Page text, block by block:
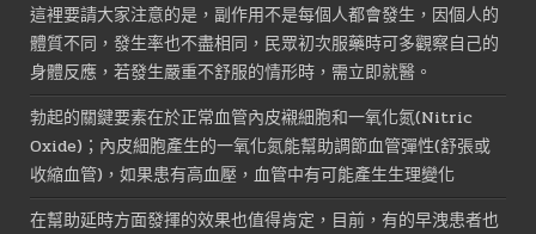
這裡要請大家注意的是，副作用不是每個人都會發生，因個人的
體質不同，發生率也不盡相同，民眾初次服藥時可多觀察自己的
身體反應，若發生嚴重不舒服的情形時，需立即就醫。
勃起的關鍵要素在於正常血管內皮襯細胞和一氧化氮(Nitric
Oxide)；內皮細胞產生的一氧化氮能幫助調節血管彈性(舒張或
收縮血管)，如果患有高血壓，血管中有可能產生生理變化
在幫助延時方面發揮的效果也值得肯定，目前，有的早洩患者也